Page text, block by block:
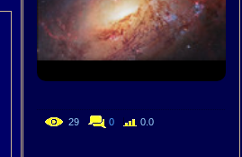
29 0 0.0